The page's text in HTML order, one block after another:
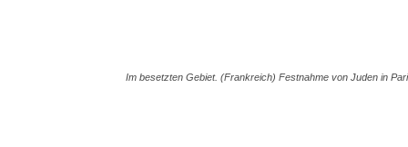
Im besetzten Gebiet. (Frankreich) Festnahme von Juden in